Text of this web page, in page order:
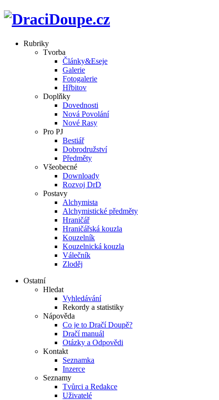
Rubriky
Tvorba
Články&Eseje
Galerie
Fotogalerie
Hřbitov
Doplňky
Dovednosti
Nová Povolání
Nové Rasy
Pro PJ
Bestiář
Dobrodružství
Předměty
Všeobecné
Downloady
Rozvoj DrD
Postavy
Alchymista
Alchymistické předměty
Hraničář
Hraničářská kouzla
Kouzelník
Kouzelnická kouzla
Válečník
Zloděj
Ostatní
Hledat
Vyhledávání
Rekordy a statistiky
Nápověda
Co je to Dračí Doupě?
Dračí manuál
Otázky a Odpovědi
Kontakt
Seznamka
Inzerce
Seznamy
Tvůrci a Redakce
Uživatelé